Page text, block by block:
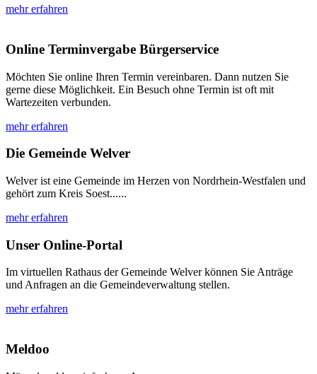
mehr erfahren
Online Terminvergabe Bürgerservice
Möchten Sie online Ihren Termin vereinbaren. Dann nutzen Sie
gerne diese Möglichkeit. Ein Besuch ohne Termin ist oft mit
Wartezeiten verbunden.
mehr erfahren
Die Gemeinde Welver
Welver ist eine Gemeinde im Herzen von Nordrhein-Westfalen und
gehört zum Kreis Soest......
mehr erfahren
Unser Online-Portal
Im virtuellen Rathaus der Gemeinde Welver können Sie Anträge
und Anfragen an die Gemeindeverwaltung stellen.
mehr erfahren
Meldoo